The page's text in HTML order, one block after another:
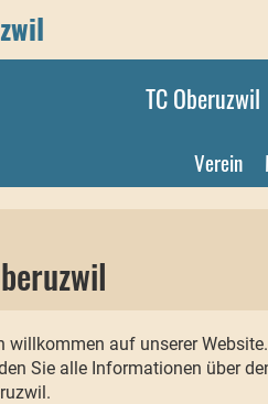
TC Oberuzwil
Verein
willkommen auf unserer Website.
Sie alle Informationen über